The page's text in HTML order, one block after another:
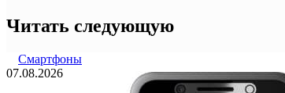
Читать следующую
Смартфоны
07.08.2026